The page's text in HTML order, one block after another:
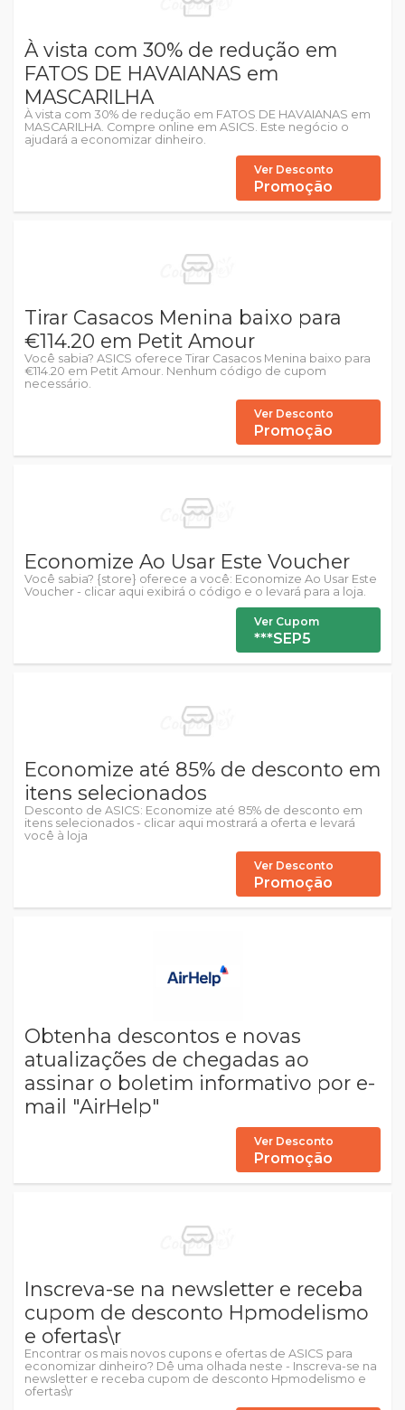
À vista com 30% de redução em
FATOS DE HAVAIANAS em
MASCARILHA
À vista com 30% de redução em FATOS DE HAVAIANAS em
MASCARILHA. Compre online em ASICS. Este negócio o
ajudará a economizar dinheiro.
Ver Desconto
Promoção
Tirar Casacos Menina baixo para
€114.20 em Petit Amour
Você sabia? ASICS oferece Tirar Casacos Menina baixo para
€114.20 em Petit Amour. Nenhum código de cupom
necessário.
Ver Desconto
Promoção
Economize Ao Usar Este Voucher
Você sabia? {store} oferece a você: Economize Ao Usar Este
Voucher - clicar aqui exibirá o código e o levará para a loja.
Ver Cupom
***SEP5
Economize até 85% de desconto em
itens selecionados
Desconto de ASICS: Economize até 85% de desconto em
itens selecionados - clicar aqui mostrará a oferta e levará
você à loja
Ver Desconto
Promoção
Obtenha descontos e novas
atualizações de chegadas ao
assinar o boletim informativo por e-
mail "AirHelp"
Ver Desconto
Promoção
Inscreva-se na newsletter e receba
cupom de desconto Hpmodelismo
e ofertas\r
Encontrar os mais novos cupons e ofertas de ASICS para
economizar dinheiro? Dê uma olhada neste - Inscreva-se na
newsletter e receba cupom de desconto Hpmodelismo e
ofertas\r